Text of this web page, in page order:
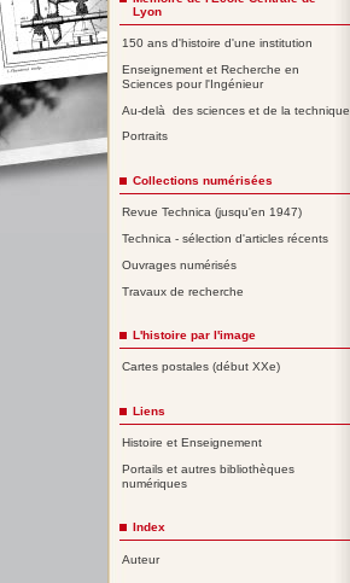
Lyon
150 ans d'histoire d'une institution
Enseignement et Recherche en
Sciences pour l'Ingénieur
Au-delà des sciences et de la technique
Portraits
Collections numérisées
Revue Technica (jusqu'en 1947)
Technica - sélection d'articles récents
Ouvrages numérisés
Travaux de recherche
L'histoire par l'image
Cartes postales (début XXe)
Liens
Histoire et Enseignement
Portails et autres bibliothèques
numériques
Index
Auteur